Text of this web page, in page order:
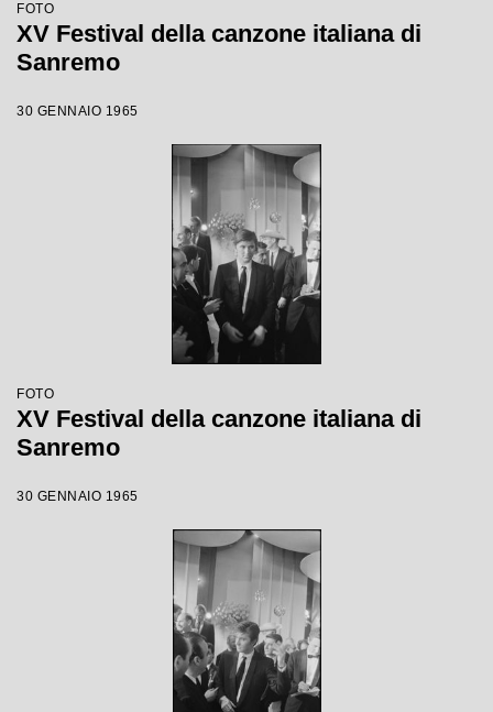
FOTO
XV Festival della canzone italiana di
Sanremo
30 GENNAIO 1965
FOTO
XV Festival della canzone italiana di
Sanremo
30 GENNAIO 1965